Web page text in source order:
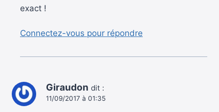
exact !
Connectez-vous pour répondre
Giraudon dit :
11/09/2017 à 01:35